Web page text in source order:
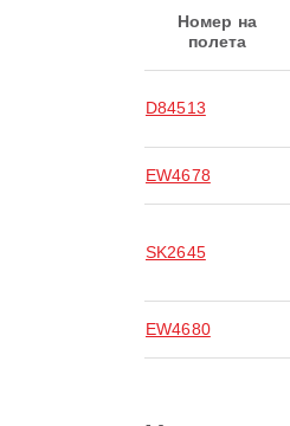
Номер на
полета
D84513
EW4678
SK2645
EW4680